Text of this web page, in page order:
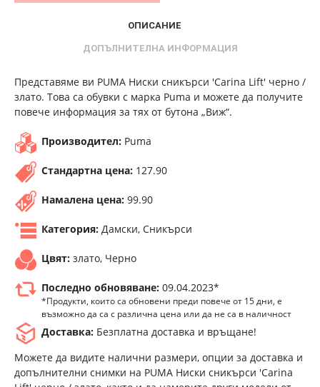
ОПИСАНИЕ
ДОПЪЛНИТЕЛНА ИНФОРМАЦИЯ
Представяме ви PUMA Ниски сникърси 'Carina Lift' черно /
злато. Това са обувки с марка Puma и можете да получите
повече информация за тях от бутона „Виж“.
Производител: Puma
Стандартна цена: 127.90
Намалена цена: 99.90
Категория: Дамски, Сникърси
Цвят: злато, Черно
Последно обновяване: 09.04.2023*
*Продукти, които са обновени преди повече от 15 дни, е
възможно да са с различна цена или да не са в наличност
Доставка: Безплатна доставка и връщане!
Можете да видите налични размери, опции за доставка и
допълнителни снимки на PUMA Ниски сникърси 'Carina